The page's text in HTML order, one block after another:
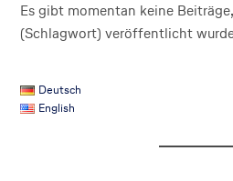
Es gibt momentan keine
(Schlagwort) veröffentlicht
Deutsch
English